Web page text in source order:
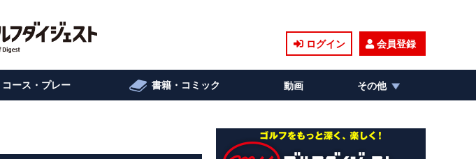
ログイン 会員登録
コース・プレー 書籍・コミック 動画 その他